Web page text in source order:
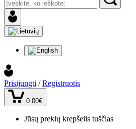
Prisijungti / Registruotis
0.00€
Jūsų prekių krepšelis tuščias